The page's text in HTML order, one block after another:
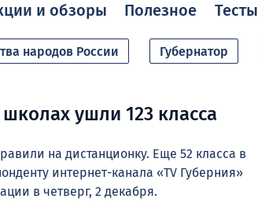
и обзоры Полезное Тесты
народов России Губернатор
ушли 123 класса
на дистанционку. Еще 52 класса в
интернет-канала «TV Губерния»
в четверг, 2 декабря.